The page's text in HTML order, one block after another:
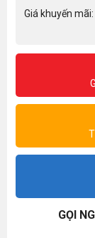
Giá khuyến mãi:
GỌI